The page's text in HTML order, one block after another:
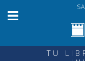
TU